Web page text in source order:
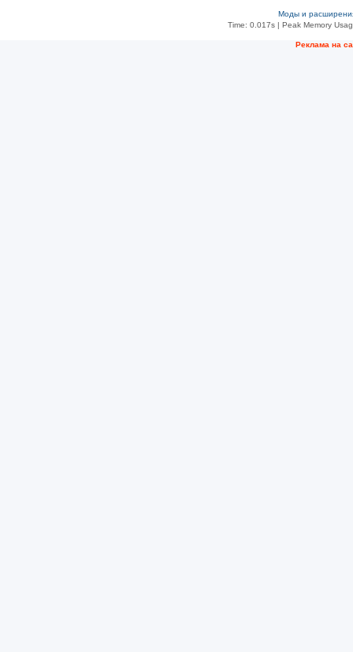
Моды и
Time: 0.017s| Peak Memory
Рeклама на